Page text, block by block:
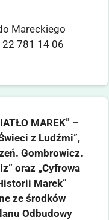
Mareckiego
22 781 14 06
MAREK” –
z Ludźmi”,
Gombrowicz.
oraz „Cyfrowa
Marek”
ze środków
Odbudowy